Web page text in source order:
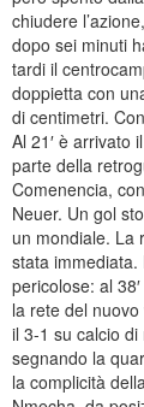
chiudere
dopo sei minuti
tardi il
doppietta con
di centimetri.
Al 21′ è arrivato
parte della
Comenencia,
Neuer. Un gol
un mondiale. La
stata
pericolose: al
la rete del
il 3-1 su calcio
segnando la
la complicità